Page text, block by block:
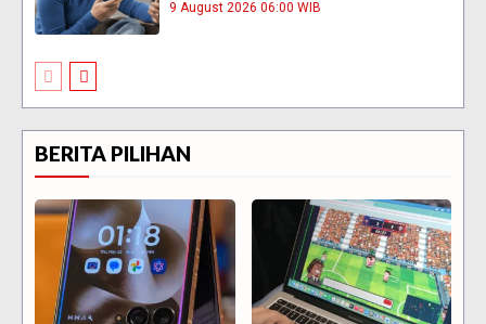
9 August 2026 06:00 WIB
BERITA PILIHAN